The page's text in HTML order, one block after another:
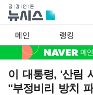
메인 랭킹
이 대통령, '산림
"부정비리 방치